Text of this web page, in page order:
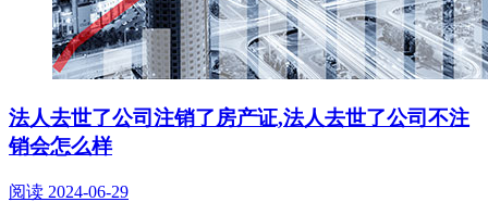
法人去世了公司注销了房产证,法人去世了公司不注
销会怎么样
阅读 2024-06-29